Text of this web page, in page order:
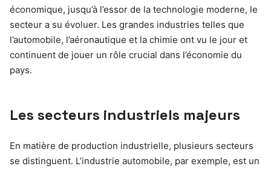
économique, jusqu’à l’essor de la technologie moderne, le
secteur a su évoluer. Les grandes industries telles que
l’automobile, l’aéronautique et la chimie ont vu le jour et
continuent de jouer un rôle crucial dans l’économie du
pays.
Les secteurs industriels majeurs
En matière de production industrielle, plusieurs secteurs
se distinguent. L’industrie automobile, par exemple, est un